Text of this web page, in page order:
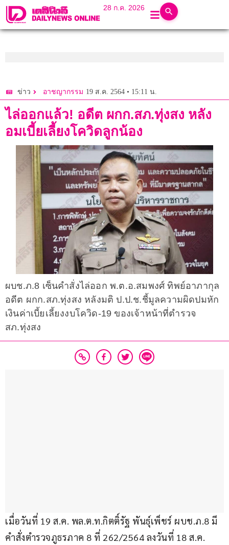
28 ก.ค. 2026
ข่าว อาชญากรรม 19 ส.ค. 2564 • 15:11 น.
ไล่ออกแล้ว! อดีต ผกก.สภ.ทุ่งสง หลัง
อมเบี้ยเลี้ยงโควิดลูกน้อง
ผบช.ภ.8 เซ็นคำสั่งไล่ออก พ.ต.อ.สมพงศ์ ทิพย์อาภากุล
อดีต ผกก.สภ.ทุ่งสง หลังมติ ป.ป.ช.ชี้มูลความผิดปมหัก
เงินค่าเบี้ยเลี้ยงงบโควิด-19 ของเจ้าหน้าที่ตำรวจ
สภ.ทุ่งสง
เมื่อวันที่ 19 ส.ค. พล.ต.ท.กิตติ์รัฐ พันธุ์เพ็ชร์ ผบช.ภ.8 มี
คำสั่งตำรวจภูธรภาค 8 ที่ 262/2564 ลงวันที่ 18 ส.ค.